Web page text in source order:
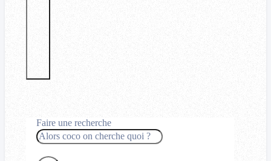
Faire une recherche
Rechercher